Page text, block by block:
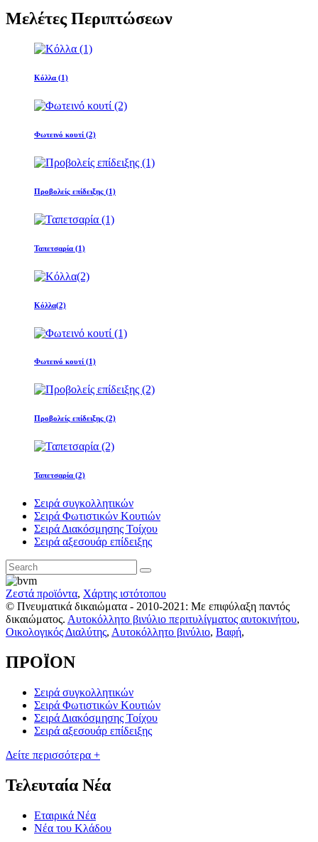
Μελέτες Περιπτώσεων
Κόλλα (1)
Φωτεινό κουτί (2)
Προβολείς επίδειξης (1)
Ταπετσαρία (1)
Κόλλα(2)
Φωτεινό κουτί (1)
Προβολείς επίδειξης (2)
Ταπετσαρία (2)
Σειρά συγκολλητικών
Σειρά Φωτιστικών Κουτιών
Σειρά Διακόσμησης Τοίχου
Σειρά αξεσουάρ επίδειξης
Ζεστά προϊόντα, Χάρτης ιστότοπου
© Πνευματικά δικαιώματα - 2010-2021: Με επιφύλαξη παντός
δικαιώματος. Αυτοκόλλητο βινύλιο περιτυλίγματος αυτοκινήτου,
Οικολογικός Διαλύτης, Αυτοκόλλητο βινύλιο, Βαφή,
ΠΡΟΪΟΝ
Σειρά συγκολλητικών
Σειρά Φωτιστικών Κουτιών
Σειρά Διακόσμησης Τοίχου
Σειρά αξεσουάρ επίδειξης
Δείτε περισσότερα +
Τελευταία Νέα
Εταιρικά Νέα
Νέα του Κλάδου